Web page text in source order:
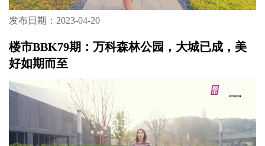
发布日期：2023-04-20
楼市BBK79期：万科森林公园，大城已成，美
好如期而至